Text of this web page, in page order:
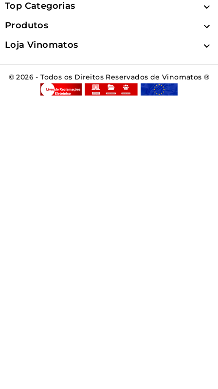
Top Categorias 
Produtos 
Loja Vinomatos 
© 2026 - Todos os Direitos Reservados de Vinomatos ®